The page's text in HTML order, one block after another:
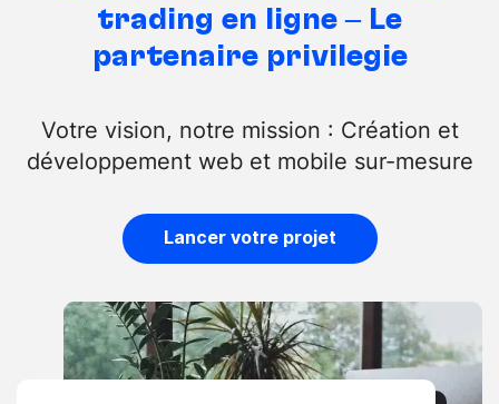
trading en ligne – Le
partenaire privilégié
Votre vision, notre mission : Création et
développement web et mobile sur-mesure
Lancer votre projet